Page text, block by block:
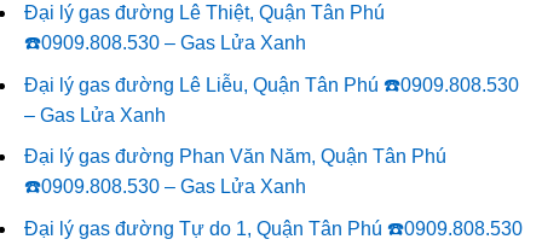
Đại lý gas đường Lê Thiệt, Quận Tân Phú
☎️0909.808.530 – Gas Lửa Xanh
Đại lý gas đường Lê Liễu, Quận Tân Phú ☎️0909.808.530
– Gas Lửa Xanh
Đại lý gas đường Phan Văn Năm, Quận Tân Phú
☎️0909.808.530 – Gas Lửa Xanh
Đại lý gas đường Tự do 1, Quận Tân Phú ☎️0909.808.530